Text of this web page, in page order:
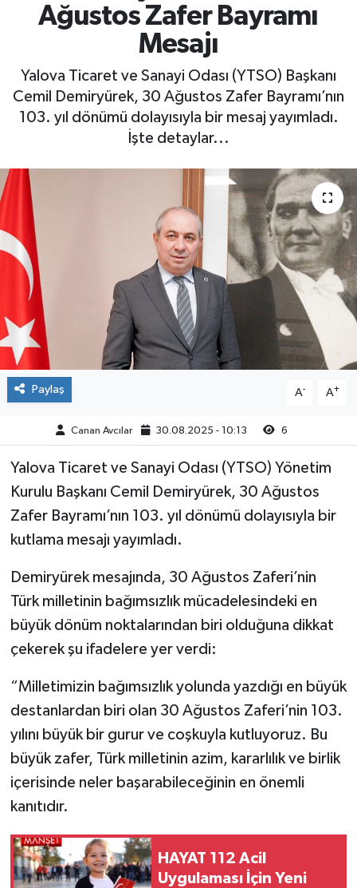
Ağustos Zafer Bayramı
Mesajı
Yalova Ticaret ve Sanayi Odası (YTSO) Başkanı
Cemil Demiryürek, 30 Ağustos Zafer Bayramı’nın
103. yıl dönümü dolayısıyla bir mesaj yayımladı.
İşte detaylar...
Paylaş A- A+
Canan Avcılar 30.08.2025 - 10:13 6
Yalova Ticaret ve Sanayi Odası (YTSO) Yönetim
Kurulu Başkanı Cemil Demiryürek, 30 Ağustos
Zafer Bayramı’nın 103. yıl dönümü dolayısıyla bir
kutlama mesajı yayımladı.
Demiryürek mesajında, 30 Ağustos Zaferi’nin
Türk milletinin bağımsızlık mücadelesindeki en
büyük dönüm noktalarından biri olduğuna dikkat
çekerek şu ifadelere yer verdi:
“Milletimizin bağımsızlık yolunda yazdığı en büyük
destanlardan biri olan 30 Ağustos Zaferi’nin 103.
yılını büyük bir gurur ve coşkuyla kutluyoruz. Bu
büyük zafer, Türk milletinin azim, kararlılık ve birlik
içerisinde neler başarabileceğinin en önemli
kanıtıdır.
HAYAT 112 Acil
Uygulaması İçin Yeni
Yaşam